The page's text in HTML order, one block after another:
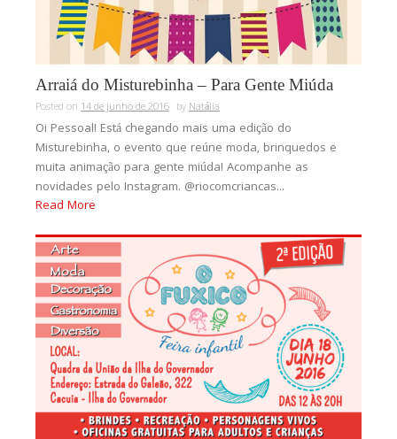
Arraiá do Misturebinha – Para Gente Miúda
Posted on 14 de junho de 2016 byNatália
Oi Pessoal! Está chegando mais uma edição do
Misturebinha, o evento que reúne moda, brinquedos e
muita animação para gente miúda! Acompanhe as
novidades pelo Instagram. @riocomcriancas...
Read More